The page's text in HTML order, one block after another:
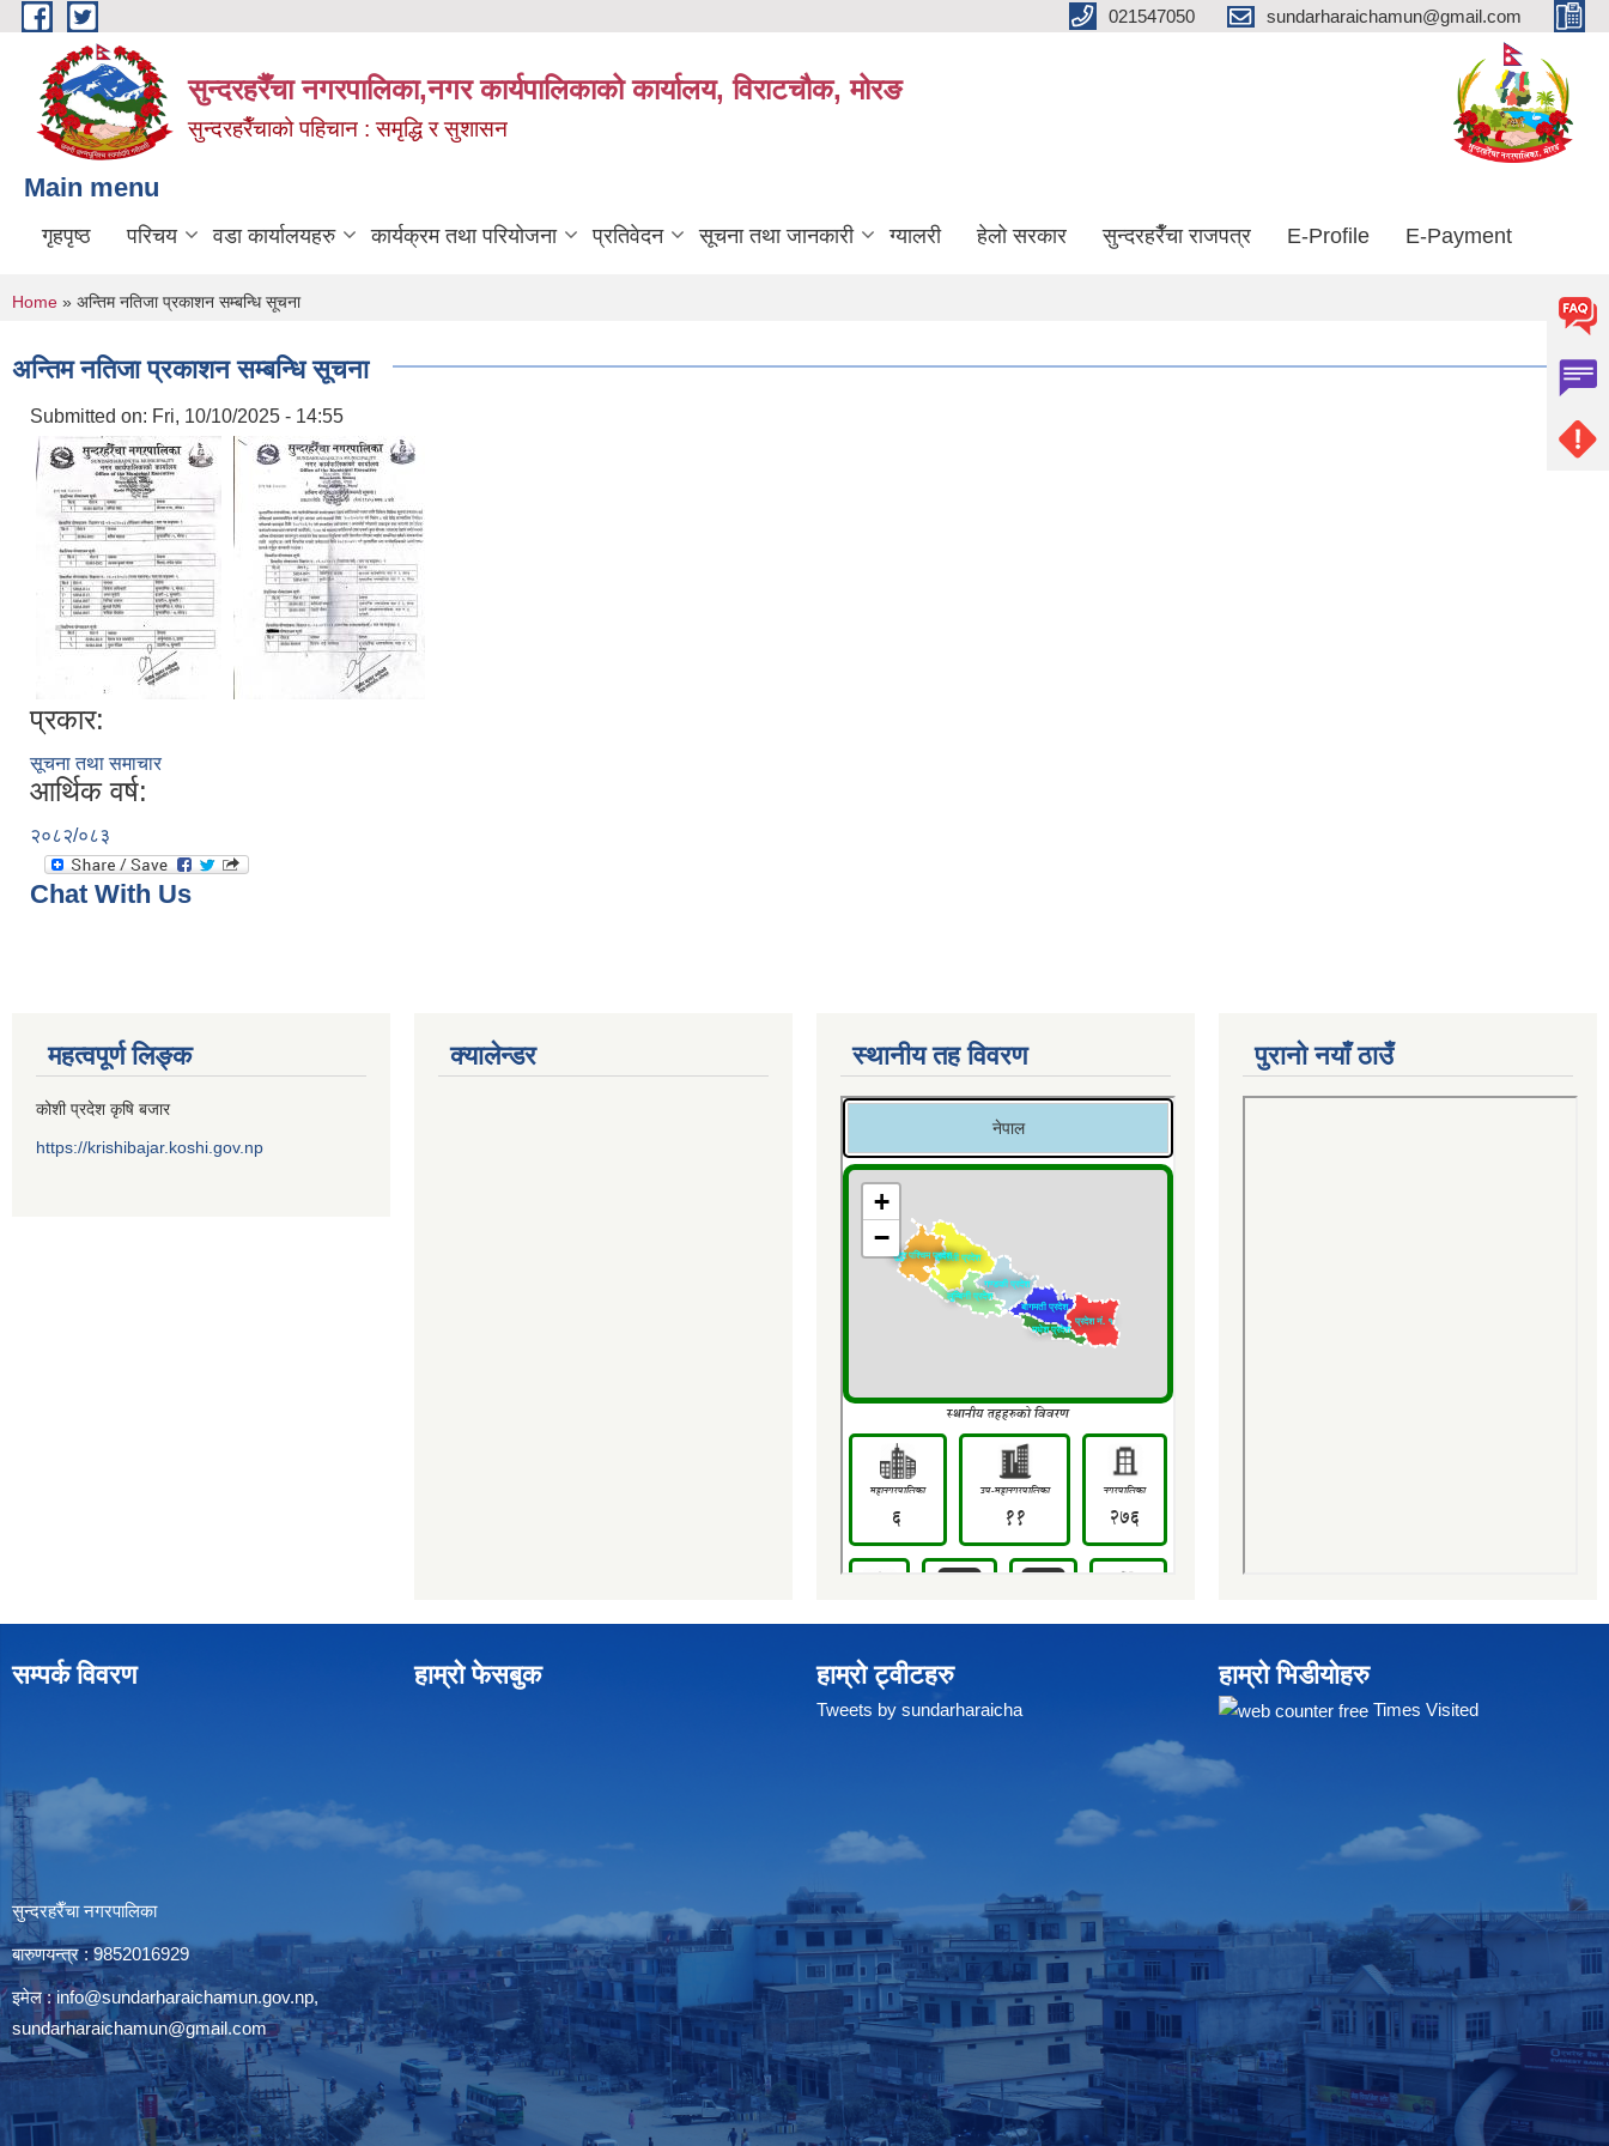
Skip to main content 021547050 sundarharaichamun@gmail.com
सुन्दरहरैँचा नगरपालिका,नगर कार्यपालिकाको कार्यालय, विराटचौक, मोरङ
सुन्दरहरैँचाको पहिचान : समृद्धि र सुशासन
Main menu
गृहपृष्ठ परिचय वडा कार्यालयहरु कार्यक्रम तथा परियोजना प्रतिवेदन सूचना तथा जानकारी ग्यालरी हेलो सरकार सुन्दरहरैँचा राजपत्र E-Profile E-Payment
You are here
Home » अन्तिम नतिजा प्रकाशन सम्बन्धि सूचना
अन्तिम नतिजा प्रकाशन सम्बन्धि सूचना
Submitted on: Fri, 10/10/2025 - 14:55
प्रकार:
सूचना तथा समाचार
आर्थिक वर्ष:
२०८२/०८३
Chat With Us
महत्वपूर्ण लिङ्क
कोशी प्रदेश कृषि बजार
https://krishibajar.koshi.gov.np
क्यालेन्डर स्थानीय तह विवरण पुरानो नयाँ ठाउँ
सम्पर्क विवरण
सुन्दरहरैँचा नगरपालिका
बारुणयन्त्र : 9852016929
इमेल :info@sundarharaichamun.gov.np,
sundarharaichamun@gmail.com
हाम्रो फेसबुक हाम्रो ट्वीटहरु
Tweets by sundarharaicha
हाम्रो भिडीयोहरु
Times Visited